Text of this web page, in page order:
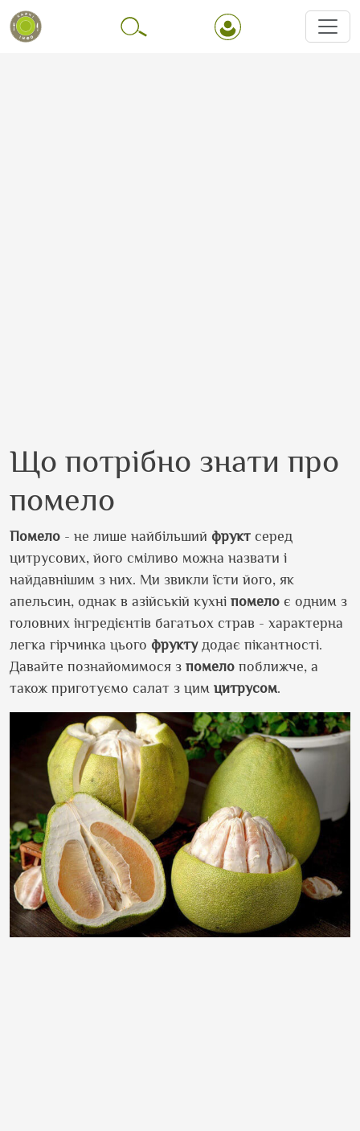
Що потрібно знати про
помело
Помело - не лише найбільший фрукт серед
цитрусових, його сміливо можна назвати і
найдавнішим з них. Ми звикли їсти його, як
апельсин, однак в азійській кухні помело є одним з
головних інгредієнтів багатьох страв - характерна
легка гірчинка цього фруктудодає пікантності.
Давайте познайомимося з помело поближче, а
також приготуємо салат з цим цитрусом.